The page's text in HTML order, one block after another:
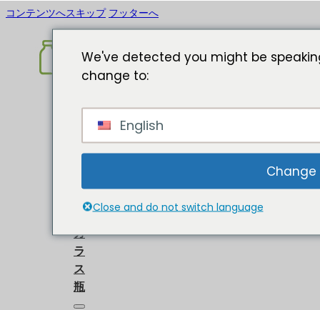
コンテンツへスキップ フッターへ
ホ
ム
て
ガ
ラ
ス
瓶
We've detected you might be
change to:
English
Close and do not switch language